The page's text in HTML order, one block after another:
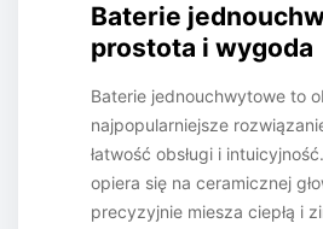
Baterie
prostota i wygoda
Baterie jednouchwytowe to
najpopularniejsze
łatwość obsługi i
opiera się na ceramicznej
precyzyjnie miesza ciepłą i